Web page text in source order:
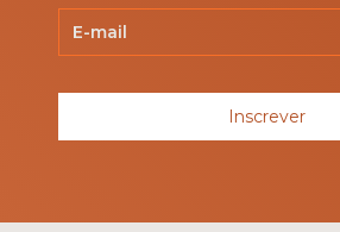
Inscrever